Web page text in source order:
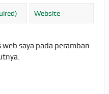
saya pada peramban